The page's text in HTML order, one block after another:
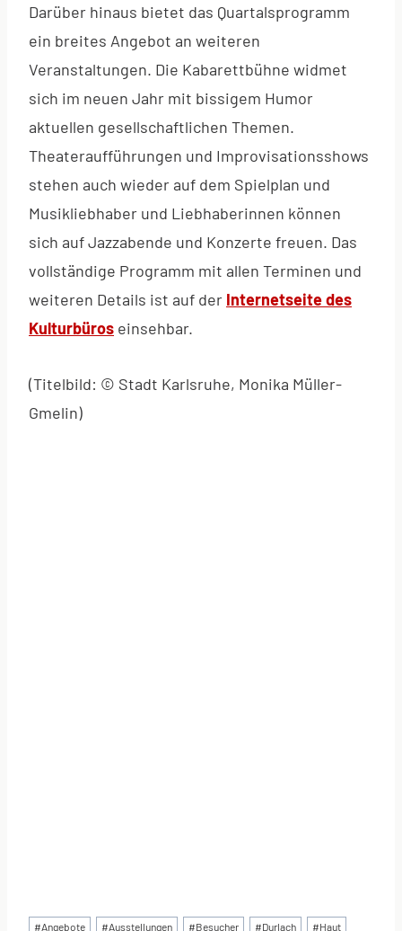
Darüber hinaus bietet das Quartalsprogramm
ein breites Angebot an weiteren
Veranstaltungen. Die Kabarettbühne widmet
sich im neuen Jahr mit bissigem Humor
aktuellen gesellschaftlichen Themen.
Theateraufführungen und Improvisationsshows
stehen auch wieder auf dem Spielplan und
Musikliebhaber und Liebhaberinnen können
sich auf Jazzabende und Konzerte freuen. Das
vollständige Programm mit allen Terminen und
weiteren Details ist auf der Internetseite des
Kulturbüros einsehbar.
(Titelbild: © Stadt Karlsruhe, Monika Müller-
Gmelin)
Schlagworte:
#Angebote #Ausstellungen #Besucher #Durlach #Haut